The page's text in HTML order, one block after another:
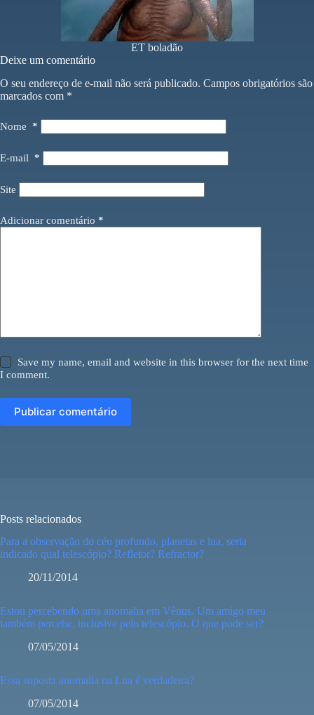
ET boladão
Deixe um comentário
O seu endereço de e-mail não será publicado. Campos obrigatórios são
marcados com *
Nome *
E-mail *
Site
Adicionar comentário *
Save my name, email and website in this browser for the next time
I comment.
Publicar comentário
Posts relacionados
Para a observação do céu profundo, planetas e lua, seria
indicado qual telescópio? Refletor? Refractor?
20/11/2014
Estou percebendo uma anomalia em Vênus. Um amigo meu
também percebe, inclusive pelo telescópio. O que pode ser?
07/05/2014
Essa suposta anomalia na Lua é verdadeira?
07/05/2014